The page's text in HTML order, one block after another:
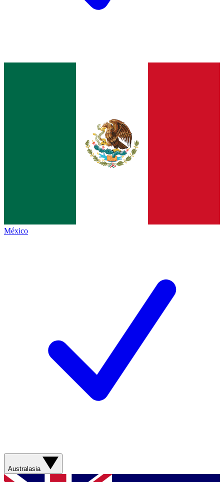
México
Australasia